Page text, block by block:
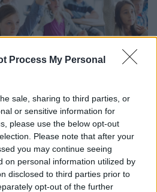
Process My Personal
sale, sharing to third parties, or
or sensitive information for
please use the below opt-out
Please note that after your
you may continue seeing
on personal information utilized by
disclosed to third parties prior to
opt-out of the further
A 100 EZER FORINTOS
AMIT NEM KELL KÜLÖN
a tanévkezdés előtt folyósítja a
részlet novemberben, utalvány